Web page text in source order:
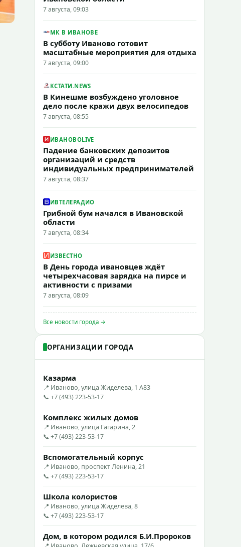
7 августа, 09:03
МК В ИВАНОВЕ
В субботу Иваново готовит
масштабные мероприятия для отдыха
7 августа, 09:00
КСТАТИ.NEWS
В Кинешме возбуждено уголовное
дело после кражи двух велосипедов
7 августа, 08:55
ИВАНОВОLIVE
Падение банковских депозитов
организаций и средств
индивидуальных предпринимателей
7 августа, 08:37
ИВТЕЛЕРАДИО
Грибной бум начался в Ивановской
области
7 августа, 08:34
ИЗВЕСТНО
В День города ивановцев ждёт
четырехчасовая зарядка на пирсе и
активности с призами
7 августа, 08:09
Все новости города →
ОРГАНИЗАЦИИ ГОРОДА
Казарма
📍 Иваново, улица Жиделева, 1 А83
📞 +7 (493) 223-53-17
Комплекс жилых домов
📍 Иваново, улица Гагарина, 2
📞 +7 (493) 223-53-17
Вспомогательный корпус
📍 Иваново, проспект Ленина, 21
📞 +7 (493) 223-53-17
Школа колористов
📍 Иваново, улица Жиделева, 8
📞 +7 (493) 223-53-17
Дом, в котором родился Б.И.Пророков